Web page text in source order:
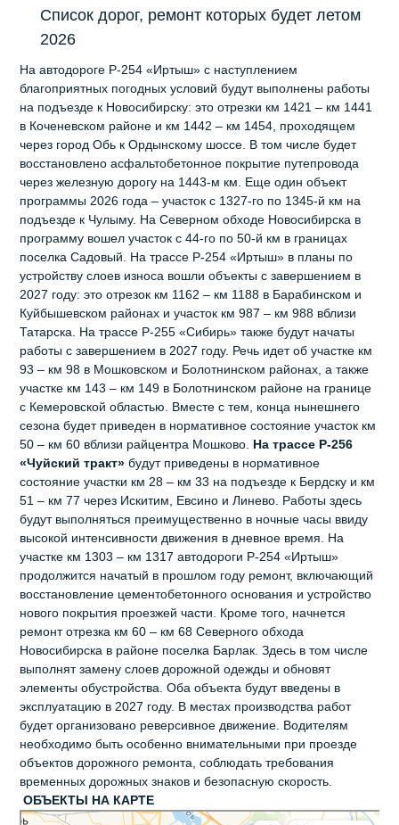
Список дорог, ремонт которых будет летом
2026
На автодороге Р-254 «Иртыш» с наступлением
благоприятных погодных условий будут выполнены работы
на подъезде к Новосибирску: это отрезки км 1421 – км 1441
в Коченевском районе и км 1442 – км 1454, проходящем
через город Обь к Ордынскому шоссе. В том числе будет
восстановлено асфальтобетонное покрытие путепровода
через железную дорогу на 1443-м км. Еще один объект
программы 2026 года – участок с 1327-го по 1345-й км на
подъезде к Чулыму. На Северном обходе Новосибирска в
программу вошел участок с 44-го по 50-й км в границах
поселка Садовый. На трассе Р-254 «Иртыш» в планы по
устройству слоев износа вошли объекты с завершением в
2027 году: это отрезок км 1162 – км 1188 в Барабинском и
Куйбышевском районах и участок км 987 – км 988 вблизи
Татарска. На трассе Р-255 «Сибирь» также будут начаты
работы с завершением в 2027 году. Речь идет об участке км
93 – км 98 в Мошковском и Болотнинском районах, а также
участке км 143 – км 149 в Болотнинском районе на границе
с Кемеровской областью. Вместе с тем, конца нынешнего
сезона будет приведен в нормативное состояние участок км
50 – км 60 вблизи райцентра Мошково. На трассе Р-256
«Чуйский тракт» будут приведены в нормативное
состояние участки км 28 – км 33 на подъезде к Бердску и км
51 – км 77 через Искитим, Евсино и Линево. Работы здесь
будут выполняться преимущественно в ночные часы ввиду
высокой интенсивности движения в дневное время. На
участке км 1303 – км 1317 автодороги Р-254 «Иртыш»
продолжится начатый в прошлом году ремонт, включающий
восстановление цементобетонного основания и устройство
нового покрытия проезжей части. Кроме того, начнется
ремонт отрезка км 60 – км 68 Северного обхода
Новосибирска в районе поселка Барлак. Здесь в том числе
выполнят замену слоев дорожной одежды и обновят
элементы обустройства. Оба объекта будут введены в
эксплуатацию в 2027 году. В местах производства работ
будет организовано реверсивное движение. Водителям
необходимо быть особенно внимательными при проезде
объектов дорожного ремонта, соблюдать требования
временных дорожных знаков и безопасную скорость.
ОБЪЕКТЫ НА КАРТЕ
Яндекс Карты